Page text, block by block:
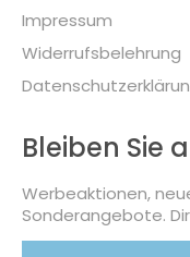
Impressum
Widerrufsbelehrung
Bleiben Sie
Werbeaktionen,
Sonderangebote.